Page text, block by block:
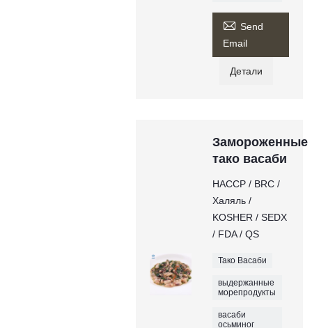
 Send
Email
Детали
Замороженные
тако васаби
НАССР / BRC /
Халяль /
KOSHER / SEDX
/ FDA / QS
Тако Васаби
выдержанные
морепродукты
васаби
осьминог